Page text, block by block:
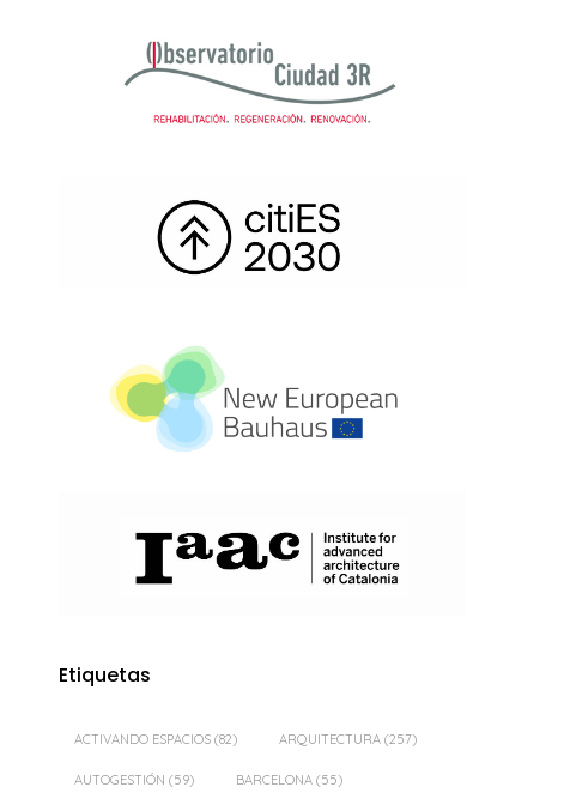
Etiquetas
ACTIVANDO ESPACIOS (82) ARQUITECTURA (257)
AUTOGESTIÓN (59) BARCELONA (55)